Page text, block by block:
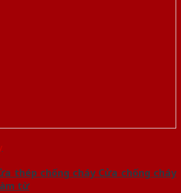
thép chống cháy Cửa chống cháy
từ